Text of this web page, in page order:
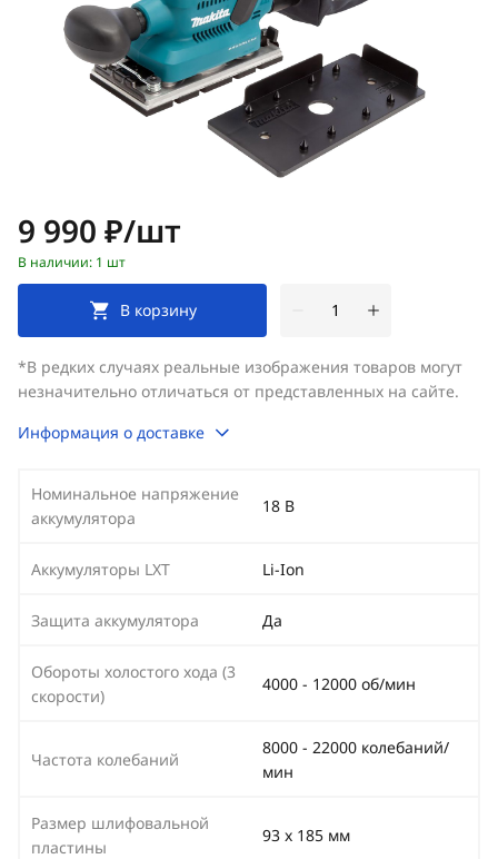
Цена:
9 990 ₽/шт
В наличии: 1 шт
В корзину
*В редких случаях реальные изображения товаров могут
незначительно отличаться от представленных на сайте.
Информация о доставке
Номинальное напряжение
аккумулятора
18 В
Аккумуляторы LXT Li-Ion
Защита аккумулятора Да
Обороты холостого хода (3
скорости)
4000 - 12000 об/мин
Частота колебаний
8000 - 22000 колебаний/
мин
Размер шлифовальной
пластины
93 х 185 мм